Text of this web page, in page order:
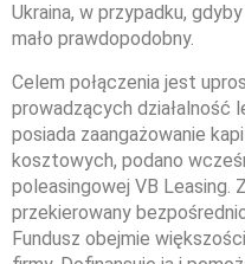
Ukraina, w przypadku,
mało prawdopodobny.
Celem połączenia jest
prowadzących działalność
posiada zaangażowanie
kosztowych, podano
poleasingowej VB Leasing.
przekierowany
Fundusz obejmie